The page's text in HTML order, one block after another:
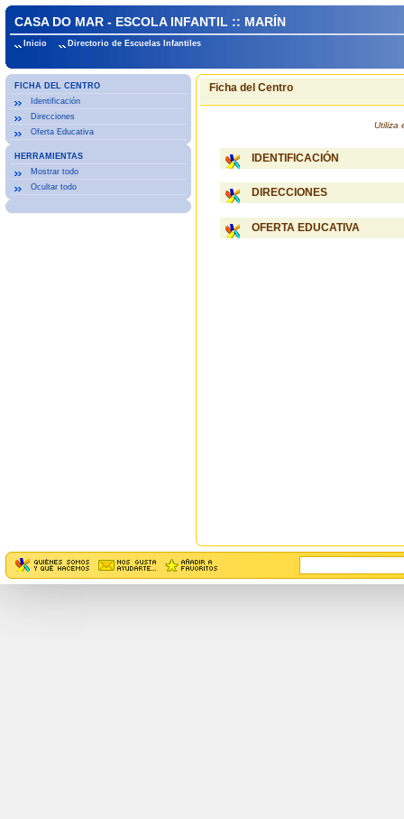
CASA DO MAR - ESCOLA INFANTIL :: MARÍN
Inicio Directorio de Escuelas Infantiles
FICHA DEL CENTRO
Identificación
Direcciones
Oferta Educativa
HERRAMIENTAS
Mostrar todo
Ocultar todo
Ficha del Centro
Utiliza
IDENTIFICACIÓN
DIRECCIONES
OFERTA EDUCATIVA